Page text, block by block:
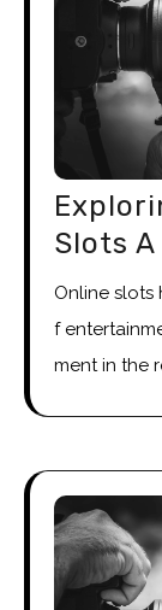
Slots A
Online slots
f
ment in the